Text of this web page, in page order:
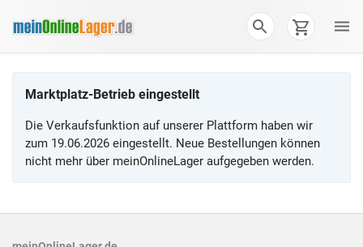
Marktplatz-Betrieb eingestellt
Die Verkaufsfunktion auf unserer Plattform haben wir
zum 19.06.2026 eingestellt. Neue Bestellungen können
nicht mehr über meinOnlineLager aufgegeben werden.